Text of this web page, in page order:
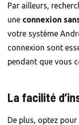
Par ailleurs,
une connexion
votre système
connexion sont
pendant que vous
La facilité
De plus, optez